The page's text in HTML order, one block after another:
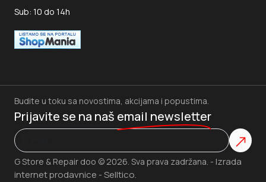
Sub: 10 do 14h
G Store & Repair doo © 2026. Sva prava zadržana. - Izrada
internet prodavnice - Selltico.
Budite u toku sa novostima, akcijama i popustima.
Prijavite se na naš email newsletter